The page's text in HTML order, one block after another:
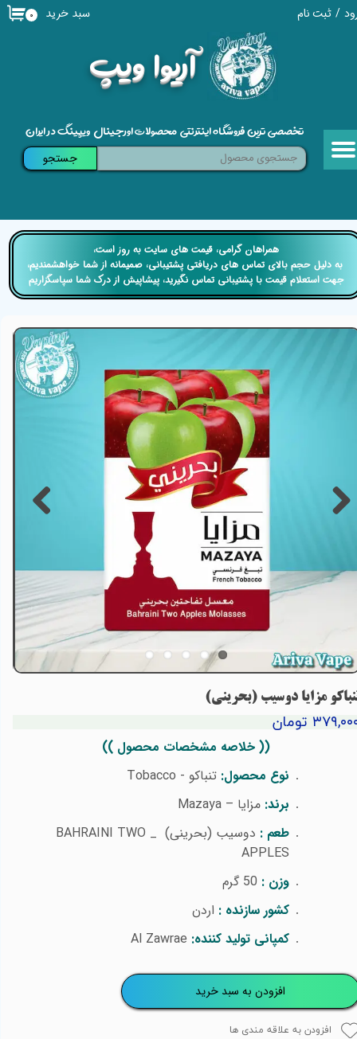
/ ثبت نام
حساب کاربری من
خروج از حساب کاربری
​آریوا ویپ
۰ سبد خرید
تخصصی ترین فروشگاه اینترنتی محصولات اورجینال ویپینگ در ایران
جستجو
مزایا دوسیب (بحرینی)
تومان
(( خلاصه مشخصات محصول ))
نوع محصول: تنباکو - Tobacco
برند: مزایا – Mazaya
طعم : دوسیب (بحرینی) _ BAHRAINI TWO
APPLES
وزن :
کشور سازنده : اردن
کمپانی تولید کننده: Al Zawrae
افزودن به سبد خرید
افزودن به علاقه مندی ها
​​همراهان گرامی، قیمت های سایت به روز است،
​​​​​​​ به دلیل حجم بالای تماس های دریافتی پشتیبانی، صمیمانه از شما خواهشمندیم،
جهت استعلام قیمت با پشتیبانی تماس نگیرید، پیشاپیش از درک شما سپاسگزاریم